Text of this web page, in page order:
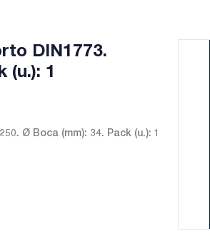
DIN1773.
(u.): 1
Ø Boca (mm): 34. Pack (u.): 1